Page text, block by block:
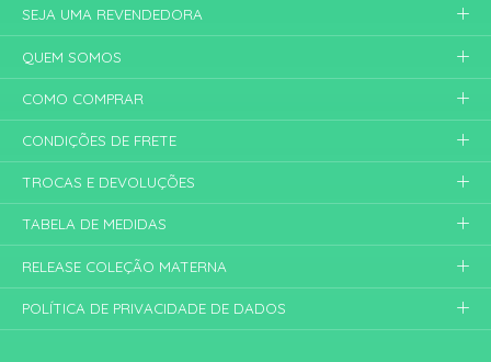
SEJA UMA REVENDEDORA
QUEM SOMOS
COMO COMPRAR
CONDIÇÕES DE FRETE
TROCAS E DEVOLUÇÕES
TABELA DE MEDIDAS
RELEASE COLEÇÃO MATERNA
POLÍTICA DE PRIVACIDADE DE DADOS